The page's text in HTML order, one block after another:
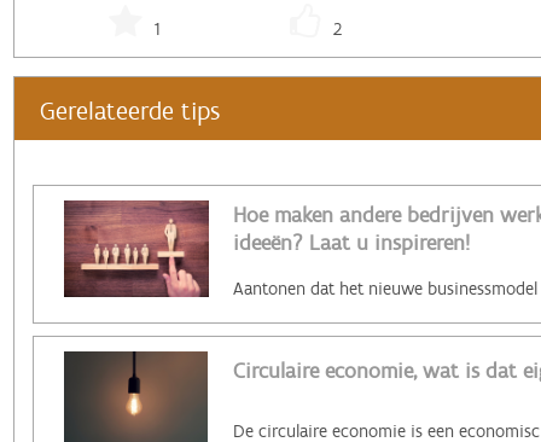
1 2
Gerelateerde tips
Hoe maken andere bedrijven
ideeën? Laat u inspireren!
Circulaire economie, wat is dat